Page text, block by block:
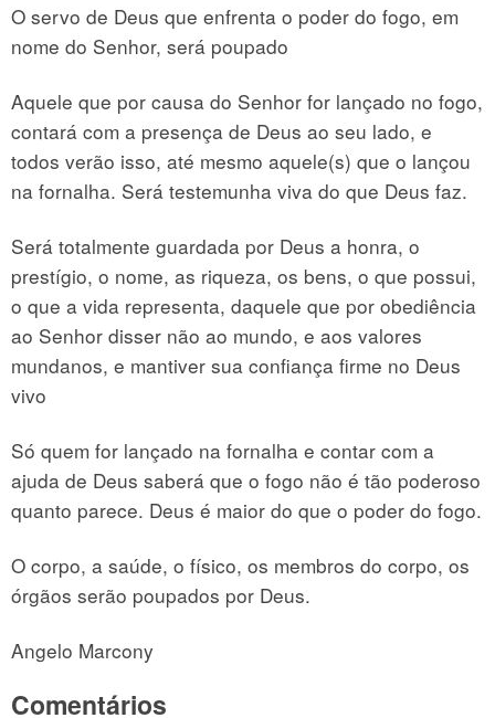
O servo de Deus que enfrenta o poder do fogo, em
nome do Senhor, será poupado
Aquele que por causa do Senhor for lançado no fogo,
contará com a presença de Deus ao seu lado, e
todos verão isso, até mesmo aquele(s) que o lançou
na fornalha. Será testemunha viva do que Deus faz.
Será totalmente guardada por Deus a honra, o
prestígio, o nome, as riqueza, os bens, o que possui,
o que a vida representa, daquele que por obediência
ao Senhor disser não ao mundo, e aos valores
mundanos, e mantiver sua confiança firme no Deus
vivo
Só quem for lançado na fornalha e contar com a
ajuda de Deus saberá que o fogo não é tão poderoso
quanto parece. Deus é maior do que o poder do fogo.
O corpo, a saúde, o físico, os membros do corpo, os
órgãos serão poupados por Deus.
Angelo Marcony
Comentários